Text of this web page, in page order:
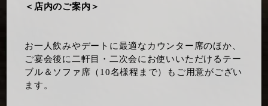
＜店内のご案内＞
お一人飲みやデートに最適なカウンター席のほか、
ご宴会後に二軒目・二次会にお使いいただけるテー
ブル＆ソファ席（10名様程まで）もご用意がござい
ます。